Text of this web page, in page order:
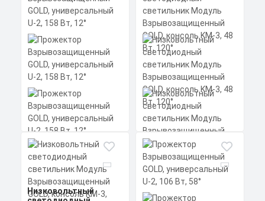
Материал корпуса:
Экструдированный
алюминиевый профиль
(анодированный), рассеиватель
поликарбонат
Цена по запросу
Заказать
Скачать
КП
Прожектор
Взрывозащищенный
GOLD, универсальный
U-2, 158 Вт, 12°
Низковольтный
светодиодный
светильник Модуль
Взрывозащищенный
GOLD, консоль KM-3,
48 Вт, 120°
Низковольтный